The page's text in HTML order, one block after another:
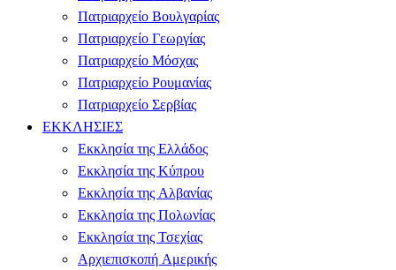
Πατριαρχείο Βουλγαρίας
Πατριαρχείο Γεωργίας
Πατριαρχείο Μόσχας
Πατριαρχείο Ρουμανίας
Πατριαρχείο Σερβίας
ΕΚΚΛΗΣΙΕΣ
Εκκλησία της Ελλάδος
Εκκλησία της Κύπρου
Εκκλησία της Αλβανίας
Εκκλησία της Πολωνίας
Εκκλησία της Τσεχίας
Αρχιεπισκοπή Αμερικής